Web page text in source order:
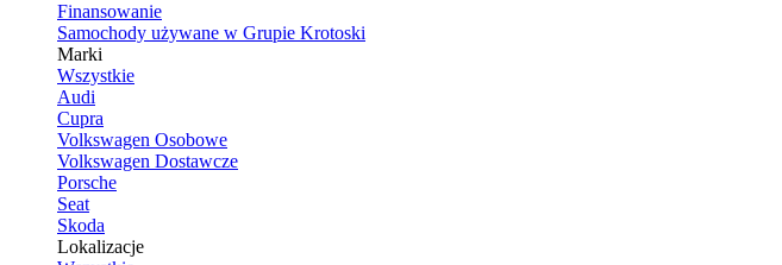
Finansowanie
Samochody używane w Grupie Krotoski
Marki
Wszystkie
Audi
Cupra
Volkswagen Osobowe
Volkswagen Dostawcze
Porsche
Seat
Skoda
Lokalizacje